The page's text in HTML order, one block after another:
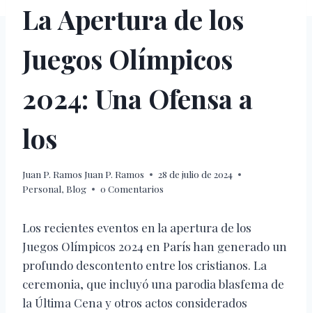
La Apertura de los
Juegos Olímpicos
2024: Una Ofensa a
los
Juan P. Ramos Juan P. Ramos
28 de julio de 2024
Personal, Blog 0 Comentarios
Los recientes eventos en la apertura de los
Juegos Olímpicos 2024 en París han generado un
profundo descontento entre los cristianos. La
ceremonia, que incluyó una parodia blasfema de
la Última Cena y otros actos considerados